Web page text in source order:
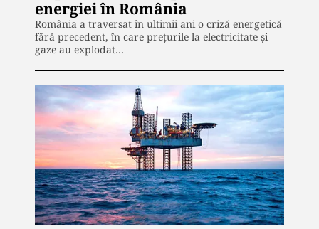
energiei în România
România a traversat în ultimii ani o criză energetică
fără precedent, în care prețurile la electricitate și
gaze au explodat…